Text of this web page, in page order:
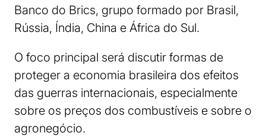
Banco do Brics, grupo formado por Brasil,
Rússia, Índia, China e África do Sul.
O foco principal será discutir formas de
proteger a economia brasileira dos efeitos
das guerras internacionais, especialmente
sobre os preços dos combustíveis e sobre o
agronegócio.